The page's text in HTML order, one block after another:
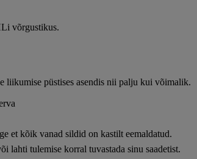
võrgustikus.
liikumise püstises asendis nii palju kui võimalik.
et kõik vanad sildid on kastilt eemaldatud.
lahti tulemise korral tuvastada sinu saadetist.